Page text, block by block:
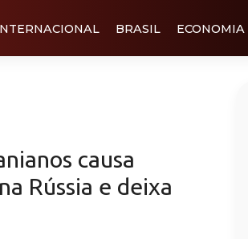
BRASIL ECONOMIA
causa
Rússia e deixa